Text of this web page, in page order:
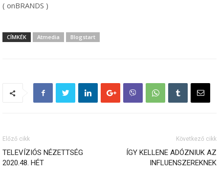
( onBRANDS )
CÍMKÉK Atmedia Blogstart
Előző cikk
TELEVÍZIÓS NÉZETTSÉG
2020.48. HÉT
Következő cikk
ÍGY KELLENE ADÓZNIUK AZ
INFLUENSZEREKNEK